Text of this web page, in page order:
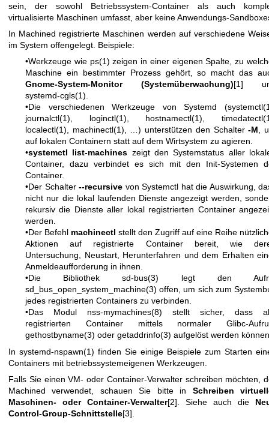
sein, der sowohl Betriebssystem-Container als auch
virtualisierte Maschinen umfasst, aber keine Anwendungs-
In Machined registrierte Maschinen werden auf verschiedene
im System offengelegt. Beispiele:
•Werkzeuge wie ps(1) zeigen in einer eigenen Spalte, zu
Maschine ein bestimmter Prozess gehört, so macht das
Gnome-System-Monitor (Systemüberwachung)[1]
systemd-cgls(1).
•Die verschiedenen Werkzeuge von Systemd (
journalctl(1), loginctl(1), hostnamectl(1),
localectl(1), machinectl(1), …) unterstützen den Schalter-M,
auf lokalen Containern statt auf dem Wirtsystem zu agieren.
•systemctl list-machines zeigt den Systemstatus aller
Container, dazu verbindet es sich mit den Init-Systemen
Container.
•Der Schalter --recursive von Systemctl hat die Auswirkung,
nicht nur die lokal laufenden Dienste angezeigt werden,
rekursiv die Dienste aller lokal registrierten Container
werden.
•Der Befehl machinectl stellt den Zugriff auf eine Reihe
Aktionen auf registrierte Container bereit, wie
Untersuchung, Neustart, Herunterfahren und dem Erhalten
Anmeldeaufforderung in ihnen.
•Die Bibliotheksd-bus(3) legt den
sd_bus_open_system_machine(3) offen, um sich zum
jedes registrierten Containers zu verbinden.
•Das Modul nss-mymachines(8) stellt sicher, dass
registrierten Container mittels normaler Glibc-
gethostbyname(3) oder getaddrinfo(3) aufgelöst werden
In systemd-nspawn(1) finden Sie einige Beispiele zum Starten
Containers mit betriebssystemeigenen Werkzeugen.
Falls Sie einen VM- oder Container-Verwalter schreiben möchten,
Machined verwendet, schauen Sie bitte in Schreiben
Maschinen- oder Container-Verwalter[2]. Siehe auch die
Control-Group-Schnittstelle[3].